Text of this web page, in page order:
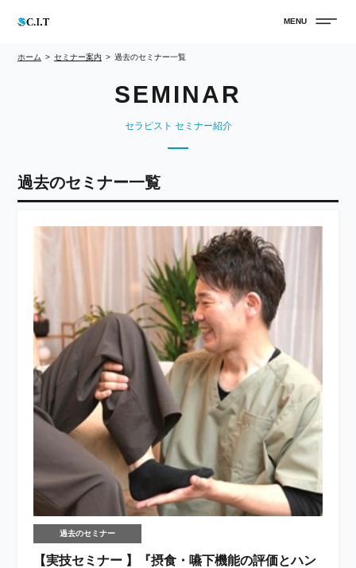
ホーム セミナー案内 過去のセミナー一覧
セラピスト セミナー紹介
過去のセミナー一覧
過去のセミナー
【実技セミナー 】『摂食・嚥下機能の評価とハン